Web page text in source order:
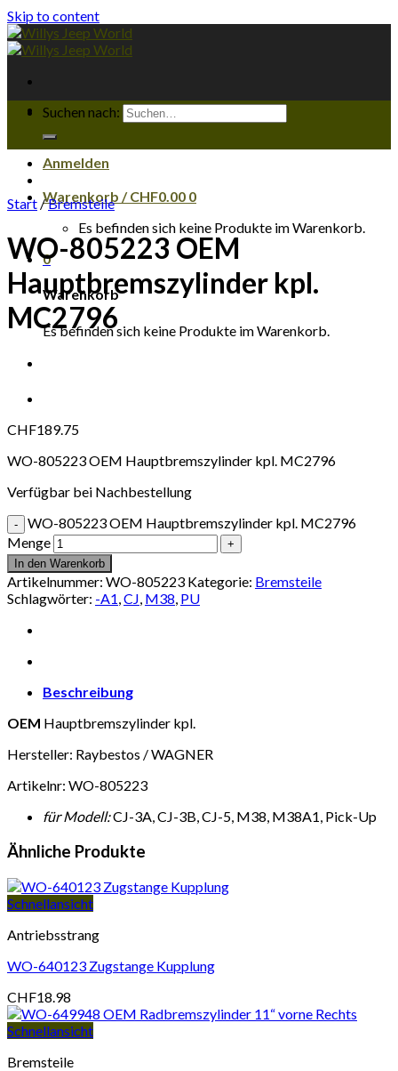
Skip to content
Suchen nach:
Anmelden
Warenkorb /CHF0.00 0
Es befinden sich keine Produkte im Warenkorb.
0
Warenkorb
Es befinden sich keine Produkte im Warenkorb.
Start /Bremsteile
WO-805223 OEM
Hauptbremszylinder kpl.
MC2796
CHF189.75
WO-805223 OEM Hauptbremszylinder kpl. MC2796
Verfügbar bei Nachbestellung
WO-805223 OEM Hauptbremszylinder kpl. MC2796
Menge
In den Warenkorb
Artikelnummer: WO-805223 Kategorie: Bremsteile
Schlagwörter: -A1,CJ, M38, PU
Beschreibung
OEM Hauptbremszylinder kpl.
Hersteller: Raybestos / WAGNER
Artikelnr: WO-805223
für Modell:CJ-3A, CJ-3B, CJ-5, M38, M38A1, Pick-Up
Ähnliche Produkte
Schnellansicht
Antriebsstrang
WO-640123 Zugstange Kupplung
CHF18.98
Schnellansicht
Bremsteile